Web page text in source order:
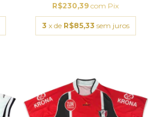
R$230,39 com Pix
3 x de R$85,33 sem juros